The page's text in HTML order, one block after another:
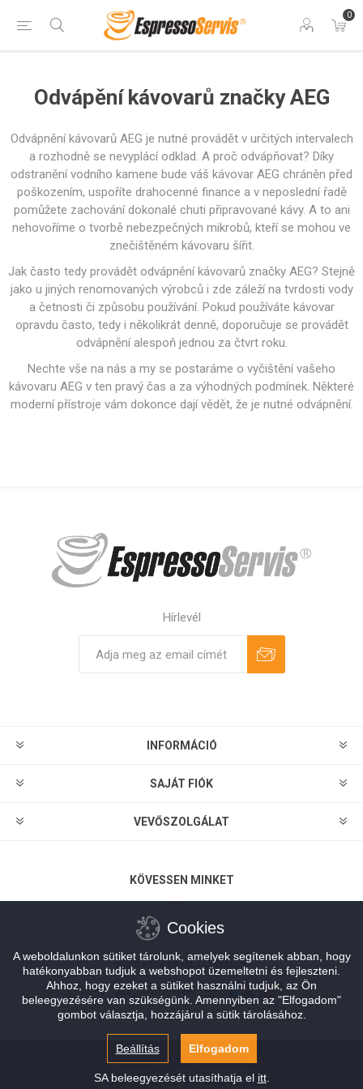
0
Odvápění kávovarů značky AEG
Odvápnění kávovarů AEG je nutné provádět v určitých intervalech
a rozhodně se nevyplácí odklad. A proč odvápňovat? Díky
odstranění vodního kamene bude váš kávovar AEG chráněn před
poškozením, uspoříte drahocenné finance a v neposlední řadě
pomůžete zachování dokonalé chuti připravované kávy. A to ani
nehovoříme o tvorbě nebezpečných mikrobů, kteří se mohou ve
znečištěném kávovaru šířit.
Jak často tedy provádět odvápnění kávovarů značky AEG? Stejně
jako u jiných renomovaných výrobců i zde záleží na tvrdosti vody
a četnosti či způsobu používání. Pokud používáte kávovar
opravdu často, tedy i několikrát denně, doporučuje se provádět
odvápnění alespoň jednou za čtvrt roku.
Nechte vše na nás a my se postaráme o vyčištění vašeho
kávovaru AEG v ten pravý čas a za výhodných podmínek. Některé
moderní přístroje vám dokonce dají vědět, že je nutné odvápnění.
Hírlevél
INFORMÁCIÓ
SAJÁT FIÓK
VEVŐSZOLGÁLAT
KÖVESSEN MINKET
FIZETÉSI LEHETŐSÉGEK
Powered by
nopCommerce
Cookies
A weboldalunkon sütiket tárolunk, amelyek segítenek abban, hogy
hatékonyabban tudjuk a webshopot üzemeltetni és fejleszteni.
Ahhoz, hogy ezeket a sütiket használni tudjuk, az Ön
beleegyezésére van szükségünk. Amennyiben az "Elfogadom"
gombot választja, hozzájárul a sütik tárolásához.
Beállítás Elfogadom
SA beleegyezését utasíthatja el itt.